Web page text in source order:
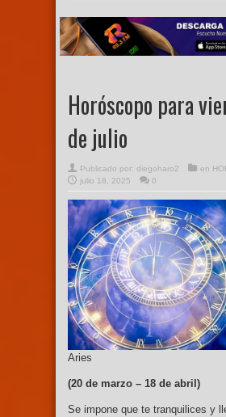
Horóscopo para
de julio
Publicado por: diegoharo2 en
julio 18, 2025
0
Aries
(20 de marzo – 18 de abril)
Se impone que te tranquilices y